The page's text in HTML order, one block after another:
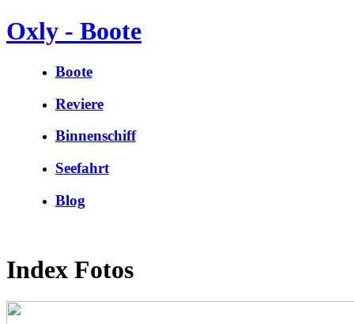
Oxly - Boote
Boote
Reviere
Binnenschiff
Seefahrt
Blog
Index Fotos